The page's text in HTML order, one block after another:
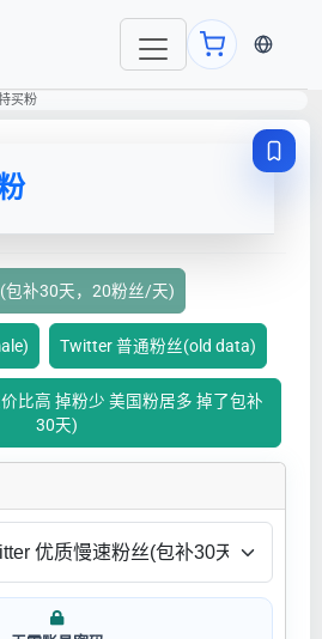
当前语
买粉
补30天，20粉丝/天)
Twitter 普通粉丝(old data)
比高 掉粉少 美国粉居多 掉了包补
30天)